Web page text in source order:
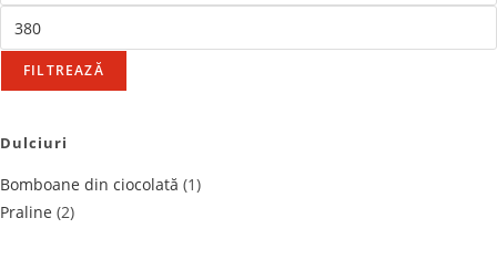
FILTREAZĂ
Dulciuri
Bomboane din ciocolată (1)
Praline (2)